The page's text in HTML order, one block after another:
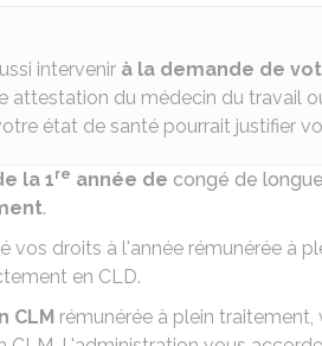
intervenir à la demande de
attestation du médecin du travail
état de santé pourrait justifier
la 1re année de congé de
.
vos droits à l'année rémunérée à
en CLD.
CLM rémunérée à plein traitement,